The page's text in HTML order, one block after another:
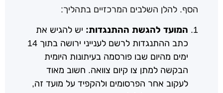
הסף. להלן השלבים המרכזיים בתהליך:
המועד להגשת ההתנגדות: יש להגיש את
כתב ההתנגדות לרשם לענייני ירושה בתוך 14
ימים מהיום שבו פורסמה בעיתונות היומית
הבקשה למתן צו קיום צוואה. חשוב מאוד
לעקוב אחר הפרסומים ולהקפיד על מועד זה,